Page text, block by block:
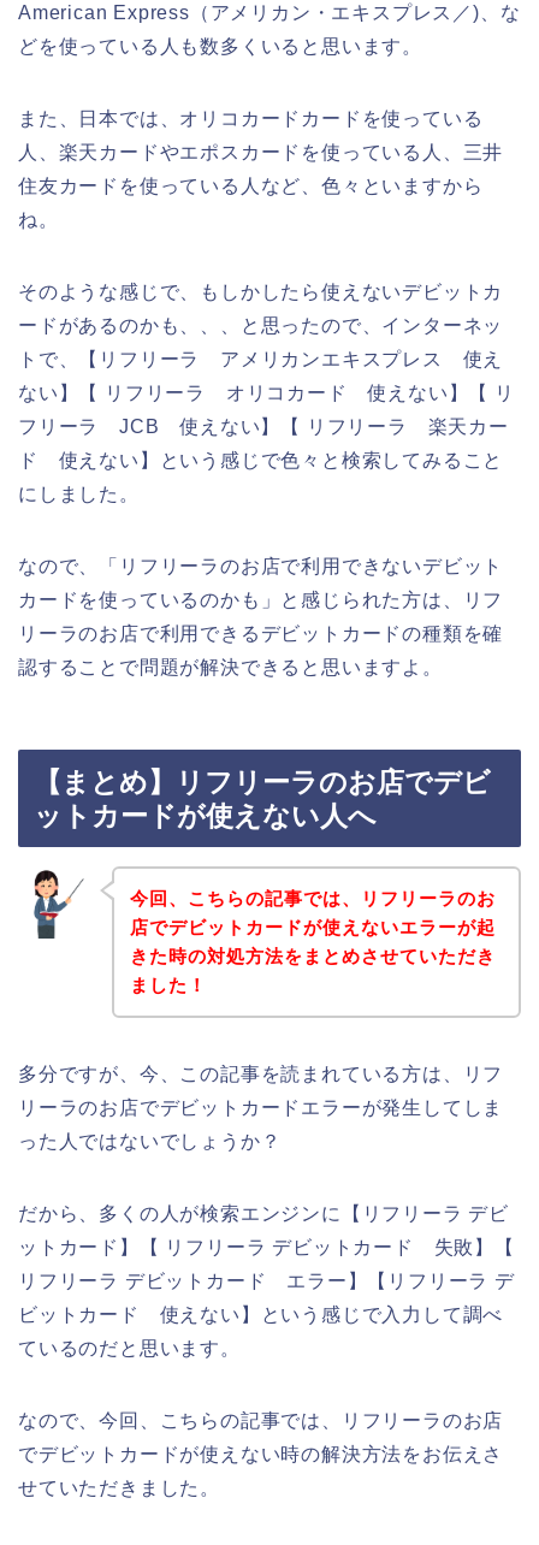
American Express（アメリカン・エキスプレス／)、な
どを使っている人も数多くいると思います。
また、日本では、オリコカードカードを使っている
人、楽天カードやエポスカードを使っている人、三井
住友カードを使っている人など、色々といますから
ね。
そのような感じで、もしかしたら使えないデビットカ
ードがあるのかも、、、と思ったので、インターネッ
トで、【リフリーラ アメリカンエキスプレス 使え
ない】【 リフリーラ オリコカード 使えない】【 リ
フリーラ JCB 使えない】【 リフリーラ 楽天カー
ド 使えない】という感じで色々と検索してみること
にしました。
なので、「リフリーラのお店で利用できないデビット
カードを使っているのかも」と感じられた方は、リフ
リーラのお店で利用できるデビットカードの種類を確
認することで問題が解決できると思いますよ。
【まとめ】リフリーラのお店でデビ
ットカードが使えない人へ
今回、こちらの記事では、リフリーラのお
店でデビットカードが使えないエラーが起
きた時の対処方法をまとめさせていただき
ました！
多分ですが、今、この記事を読まれている方は、リフ
リーラのお店でデビットカードエラーが発生してしま
った人ではないでしょうか？
だから、多くの人が検索エンジンに【リフリーラ デビ
ットカード】【 リフリーラ デビットカード 失敗】【
リフリーラ デビットカード エラー】【リフリーラ デ
ビットカード 使えない】という感じで入力して調べ
ているのだと思います。
なので、今回、こちらの記事では、リフリーラのお店
でデビットカードが使えない時の解決方法をお伝えさ
せていただきました。